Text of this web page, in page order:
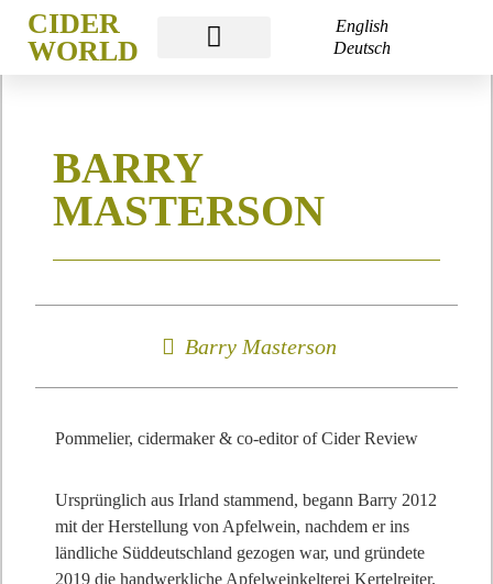
CIDER
WORLD
English
Deutsch
BARRY
MASTERSON
Barry Masterson
Pommelier, cidermaker & co-editor of Cider Review
Ursprünglich aus Irland stammend, begann Barry 2012
mit der Herstellung von Apfelwein, nachdem er ins
ländliche Süddeutschland gezogen war, und gründete
2019 die handwerkliche Apfelweinkelterei Kertelreiter.